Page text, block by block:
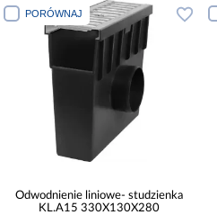
PORÓWNAJ
Odwodnienie liniowe- studzienka
KL.A15 330X130X280